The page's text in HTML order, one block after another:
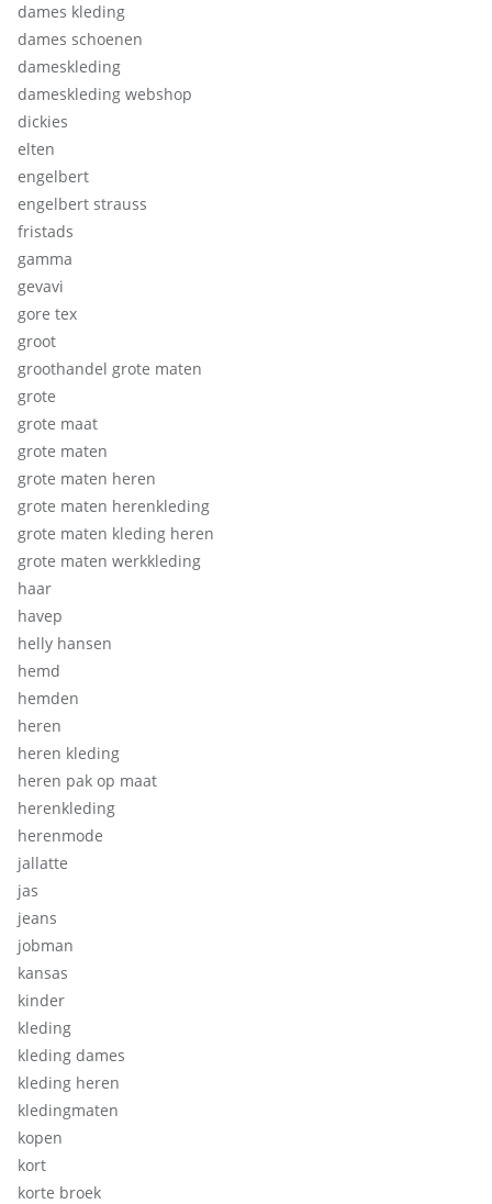
dames kleding
dames schoenen
dameskleding
dameskleding webshop
dickies
elten
engelbert
engelbert strauss
fristads
gamma
gevavi
gore tex
groot
groothandel grote maten
grote
grote maat
grote maten
grote maten heren
grote maten herenkleding
grote maten kleding heren
grote maten werkkleding
haar
havep
helly hansen
hemd
hemden
heren
heren kleding
heren pak op maat
herenkleding
herenmode
jallatte
jas
jeans
jobman
kansas
kinder
kleding
kleding dames
kleding heren
kledingmaten
kopen
kort
korte broek